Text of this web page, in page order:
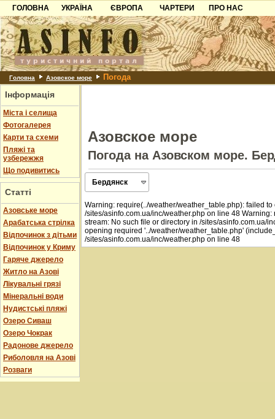
ГОЛОВНА
УКРАЇНА
Карпати
Азов
Причорноморря
Шацьк
ЄВРОПА
Чорногорія
Хорватія
Болгарія
Албанія
ЧАРТЕРИ
ПРО НАС
Контакти
Партнерам
Додати готель
Головна Азовское море Погода
Інформація
Міста і селища
Фотогалерея
Карти та схеми
Пляжі та
узбережжя
Що подивитись
Статті
Азовське море
Арабатська стрілка
Відпочинок з дітьми
Відпочинок у Криму
Гаряче джерело
Житло на Азові
Лікувальні грязі
Мінеральні води
Нудистські пляжі
Озеро Сиваш
Озеро Чокрак
Радонове джерело
Риболовля на Азові
Розваги
Азовское море
Погода на Азовском море.
Бердянск
Опис
Карта
Фотогалерея
Warning: require(../weather/weather_table.php): failed
/sites/asinfo.com.ua/inc/weather.php on line 48
stream: No such file or directory in /sites/asinfo.com.ua/
opening required '../weather/weather_table.php'
/sites/asinfo.com.ua/inc/weather.php on line 48